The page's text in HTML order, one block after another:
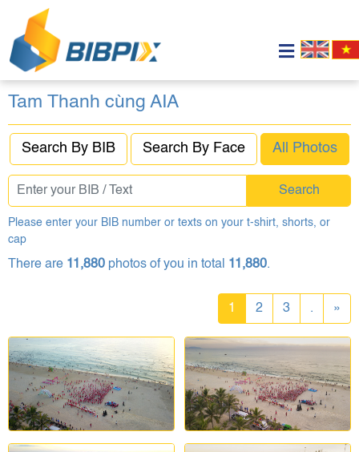
Tam Thanh cùng AIA
Search By BIB Search By Face All Photos
Search
Please enter your BIB number or texts on your t-shirt, shorts, or
cap
There are 11,880 photos of you in total 11,880.
1 2 3 . »